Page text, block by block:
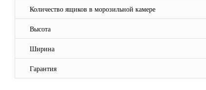
Количество ящиков в морозильной камере
Высота
Ширина
Гарантия